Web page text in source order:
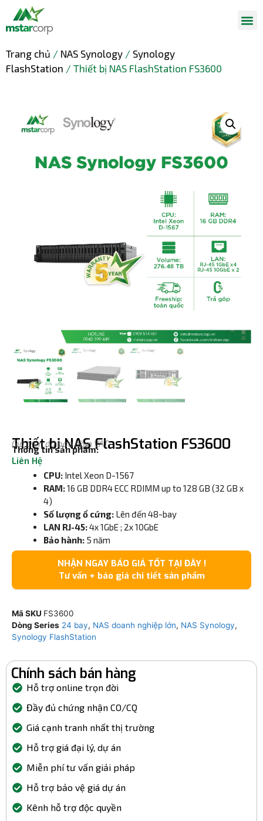
Trang chủ / NAS Synology / Synology
FlashStation / Thiết bị NAS FlashStation FS3600
Thiết bị NAS FlashStation FS3600
Liên Hệ
Giá trên đã bao gồm VAT
Thông tin sản phẩm:
CPU: Intel Xeon D-1567
RAM:16 GB DDR4 ECC RDIMM up to 128 GB (32 GB x
4)
Số lượng ổ cứng: Lên đến 48-bay
LAN RJ-45:4x 1GbE ; 2x 10GbE
Bảo hành: 5 năm
NHẬN NGAY BÁO GIÁ TỐT TẠI ĐÂY !
Tư vấn + báo giá chi tiết sản phẩm
Mã SKU FS3600
Dòng Series 24 bay, NAS doanh nghiệp lớn, NAS Synology,
Synology FlashStation
Chính sách bán hàng
Hỗ trợ online trọn đời
Đầy đủ chứng nhận CO/CQ
Giá cạnh tranh nhất thị trường
Hỗ trợ giá đại lý, dự án
Miễn phí tư vấn giải pháp
Hỗ trợ bảo vệ giá dự án
Kênh hỗ trợ độc quyền